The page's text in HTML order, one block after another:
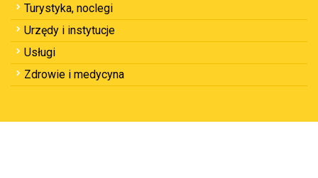
Turystyka, noclegi
Urzędy i instytucje
Usługi
Zdrowie i medycyna